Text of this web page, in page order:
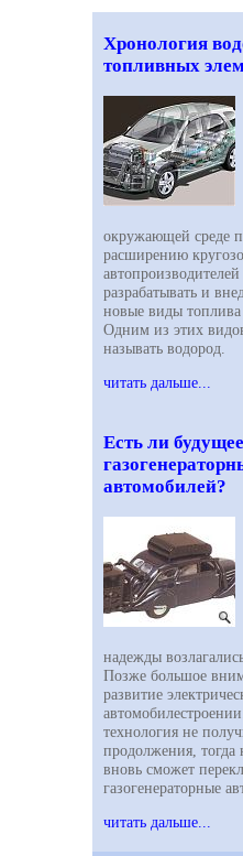
Хронология
топливных
окружающей среде
расширению
разрабатывать и
новые виды топлива
Одним из этих
называть водород.
читать дальше...
Есть ли
автомобилей?
надежды
Позже большое
развитие
технология не
продолжения,
вновь сможет
газогенераторные
читать дальше...